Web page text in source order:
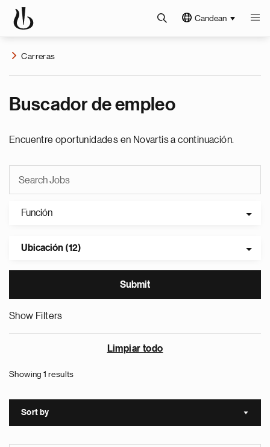
Candean
Carreras
Buscador de empleo
Encuentre oportunidades en Novartis a continuación.
Función
Ubicación (12)
Show Filters
Limpiar todo
Showing 1 results
Sort by Sort